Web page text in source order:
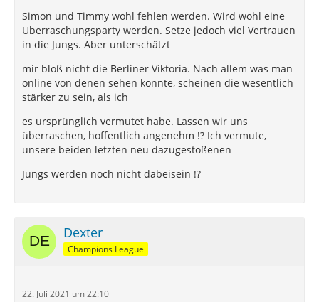
Simon und Timmy wohl fehlen werden. Wird wohl eine
Überraschungsparty werden. Setze jedoch viel Vertrauen
in die Jungs. Aber unterschätzt
mir bloß nicht die Berliner Viktoria. Nach allem was man
online von denen sehen konnte, scheinen die wesentlich
stärker zu sein, als ich
es ursprünglich vermutet habe. Lassen wir uns
überraschen, hoffentlich angenehm !? Ich vermute,
unsere beiden letzten neu dazugestoßenen
Jungs werden noch nicht dabeisein !?
Dexter
Champions League
22. Juli 2021 um 22:10